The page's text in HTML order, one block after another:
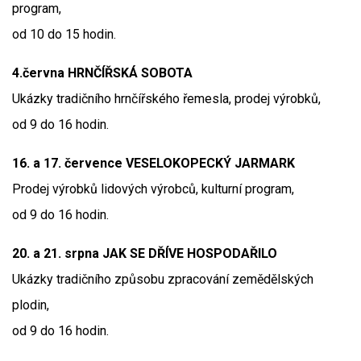
program,
od 10 do 15 hodin.
4.června HRNČÍŘSKÁ SOBOTA
Ukázky tradičního hrnčířského řemesla, prodej výrobků,
od 9 do 16 hodin.
16. a 17. července VESELOKOPECKÝ JARMARK
Prodej výrobků lidových výrobců, kulturní program,
od 9 do 16 hodin.
20. a 21. srpna JAK SE DŘÍVE HOSPODAŘILO
Ukázky tradičního způsobu zpracování zemědělských
plodin,
od 9 do 16 hodin.